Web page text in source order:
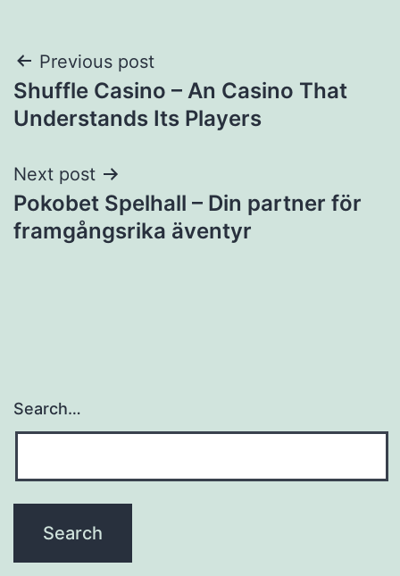
Previous post
Shuffle Casino – An Casino That
Understands Its Players
Next post
Pokobet Spelhall – Din partner för
framgångsrika äventyr
Search…